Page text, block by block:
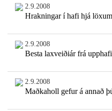
2.9.2008
Hrakningar í hafi hjá löxum
2.9.2008
Besta laxveiðiár frá
2.9.2008
Maðkaholl gefur á annað